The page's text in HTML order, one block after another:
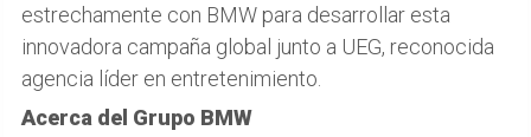
estrechamente con BMW para desarrollar esta
innovadora campaña global junto a UEG, reconocida
agencia líder en entretenimiento.
Acerca del Grupo BMW